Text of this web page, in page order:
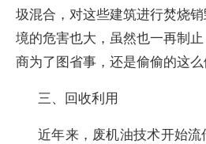
圾混合，对这些建筑进行焚烧
境的危害也大，虽然也一再制
商为了图省事，还是偷偷的这么
三、回收利用
近年来，废机油技术开始